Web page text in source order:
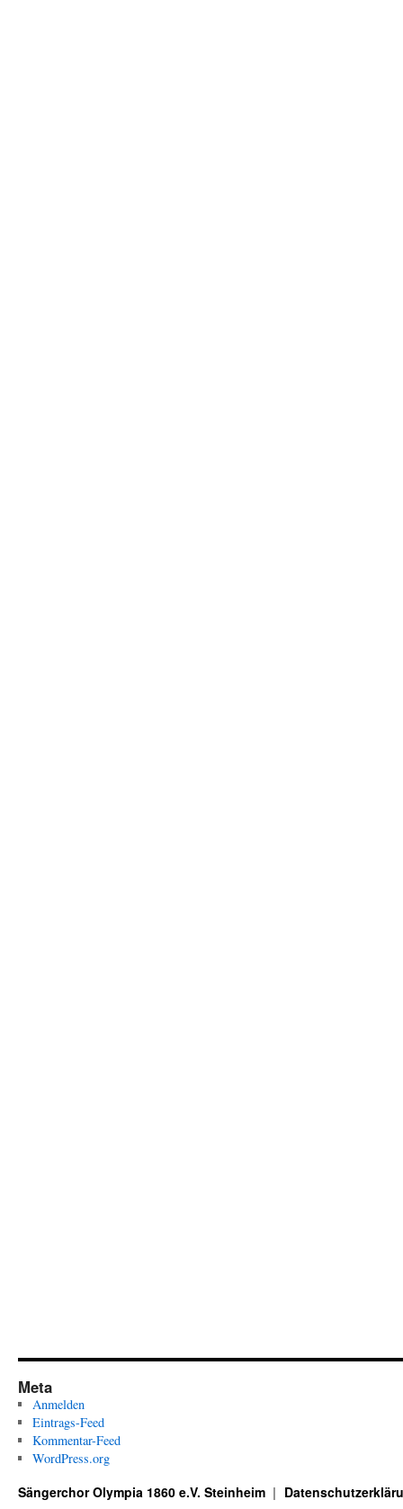
Meta
Anmelden
Eintrags-Feed
Kommentar-Feed
WordPress.org
Sängerchor Olympia 1860 e.V. Steinheim